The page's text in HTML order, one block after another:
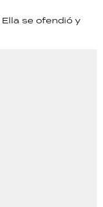
se ofendió y